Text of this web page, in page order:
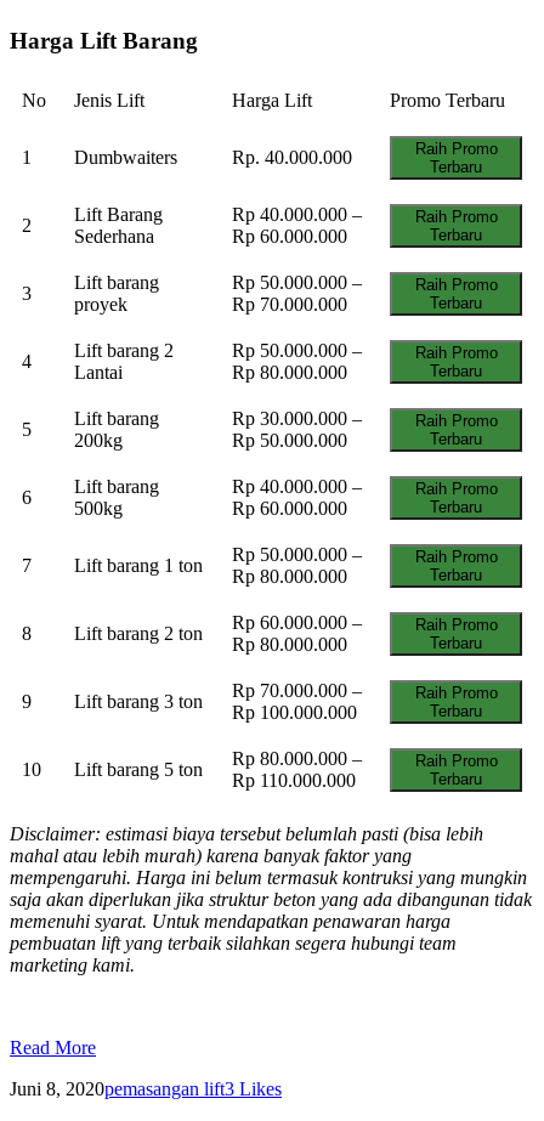
Harga Lift Barang
No Jenis Lift Harga Lift Promo Terbaru
1 Dumbwaiters Rp. 40.000.000
Raih Promo
Terbaru
2
Lift Barang
Sederhana
Rp 40.000.000 –
Rp 60.000.000
Raih Promo
Terbaru
3
Lift barang
proyek
Rp 50.000.000 –
Rp 70.000.000
Raih Promo
Terbaru
4
Lift barang 2
Lantai
Rp 50.000.000 –
Rp 80.000.000
Raih Promo
Terbaru
5
Lift barang
200kg
Rp 30.000.000 –
Rp 50.000.000
Raih Promo
Terbaru
6
Lift barang
500kg
Rp 40.000.000 –
Rp 60.000.000
Raih Promo
Terbaru
7 Lift barang 1 ton
Rp 50.000.000 –
Rp 80.000.000
Raih Promo
Terbaru
8 Lift barang 2 ton
Rp 60.000.000 –
Rp 80.000.000
Raih Promo
Terbaru
9 Lift barang 3 ton
Rp 70.000.000 –
Rp 100.000.000
Raih Promo
Terbaru
10 Lift barang 5 ton
Rp 80.000.000 –
Rp 110.000.000
Raih Promo
Terbaru
Disclaimer: estimasi biaya tersebut belumlah pasti (bisa lebih
mahal atau lebih murah) karena banyak faktor yang
mempengaruhi. Harga ini belum termasuk kontruksi yang mungkin
saja akan diperlukan jika struktur beton yang ada dibangunan tidak
memenuhi syarat. Untuk mendapatkan penawaran harga
pembuatan lift yang terbaik silahkan segera hubungi team
marketing kami.
Read More
Juni 8, 2020pemasangan lift3 Likes